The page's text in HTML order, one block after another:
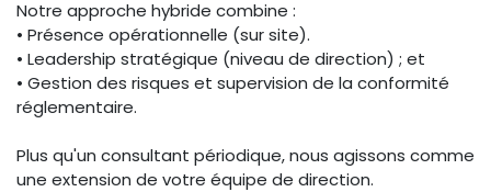
Notre approche hybride combine :
• Présence opérationnelle (sur site).
• Leadership stratégique (niveau de direction) ; et
• Gestion des risques et supervision de la conformité
réglementaire.
Plus qu'un consultant périodique, nous agissons comme
une extension de votre équipe de direction.